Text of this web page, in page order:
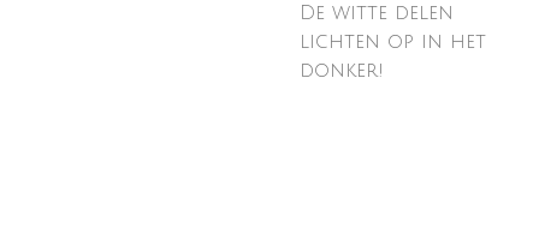
De witte delen
lichten op in het
donker!